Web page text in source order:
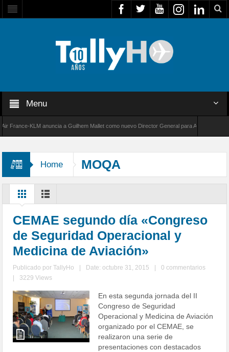
Menu
KLM anuncia a Guilhem Mallet como nuevo Director General para América Latina
Home MOQA
CEMAE segundo día «Congreso
de Seguridad Operacional y
Medicina de Aviación»
Publicado porTallyHo Date: octubre 31, 2015
0 commentarios
3229 Views
En esta segunda jornada del II
Congreso de Seguridad
Operacional y Medicina de Aviación
organizado por el CEMAE, se
realizaron una serie de
presentaciones con destacados